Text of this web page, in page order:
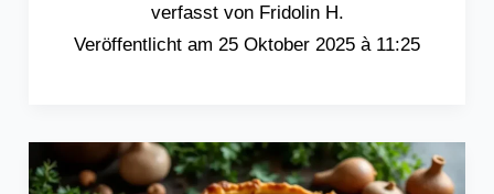
Fridolin H.
25 Oktober 2025 à 11:25